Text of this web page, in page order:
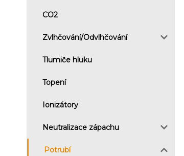
CO2
Zvlhčování/Odvlhčování
Tlumiče hluku
Topení
Ionizátory
Neutralizace zápachu
Potrubí